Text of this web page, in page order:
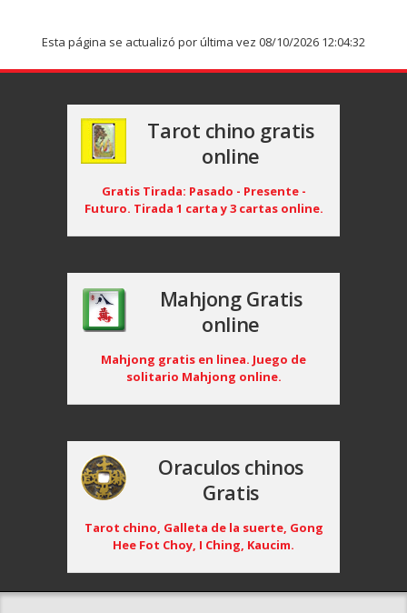
Esta página se actualizó por última vez 08/10/2026 12:04:32
Tarot chino gratis
online
Gratis Tirada: Pasado - Presente -
Futuro. Tirada 1 carta y 3 cartas online.
Mahjong Gratis
online
Mahjong gratis en linea. Juego de
solitario Mahjong online.
Oraculos chinos
Gratis
Tarot chino, Galleta de la suerte, Gong
Hee Fot Choy, I Ching, Kaucim.